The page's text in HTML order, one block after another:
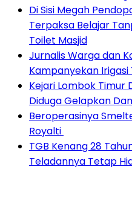
Di Sisi Megah
Terpaksa Belajar
Toilet Masjid
Jurnalis Warga dan
Kampanyekan
Kejari Lombok Timur
Diduga Gelapkan
Beroperasinya
Royalti
TGB Kenang 28
Teladannya Tetap